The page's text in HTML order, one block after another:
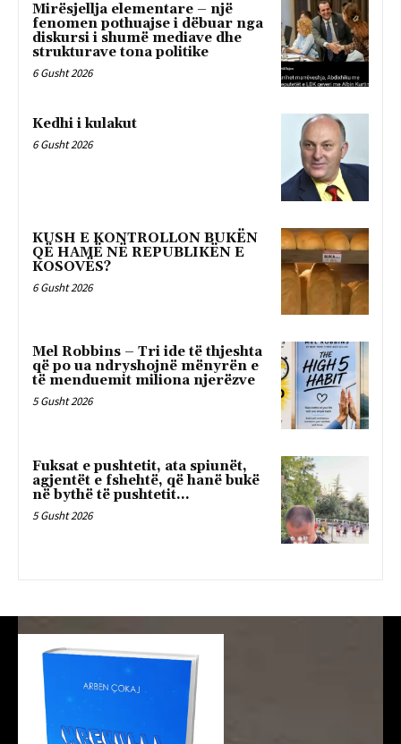
Mirësjellja elementare – një
fenomen pothuajse i dëbuar nga
diskursi i shumë mediave dhe
strukturave tona politike
6 Gusht 2026
Kedhi i kulakut
6 Gusht 2026
KUSH E KONTROLLON BUKËN
QË HAMË NË REPUBLIKËN E
KOSOVËS?
6 Gusht 2026
Mel Robbins – Tri ide të thjeshta
që po ua ndryshojnë mënyrën e
të menduemit miliona njerëzve
5 Gusht 2026
Fuksat e pushtetit, ata spiunët,
agjentët e fshehtë, që hanë bukë
në bythë të pushtetit…
5 Gusht 2026